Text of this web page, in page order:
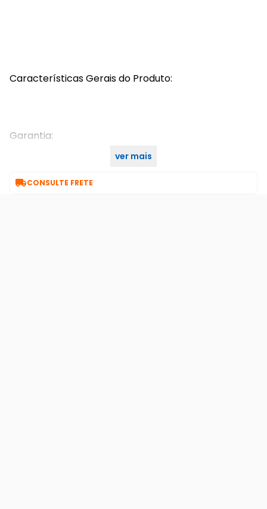
Características Gerais do Produto:
Garantia:
ver mais
CONSULTE FRETE